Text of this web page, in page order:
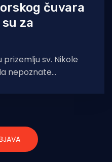
čuvara
za
prizemlju sv. Nikole
nepoznate